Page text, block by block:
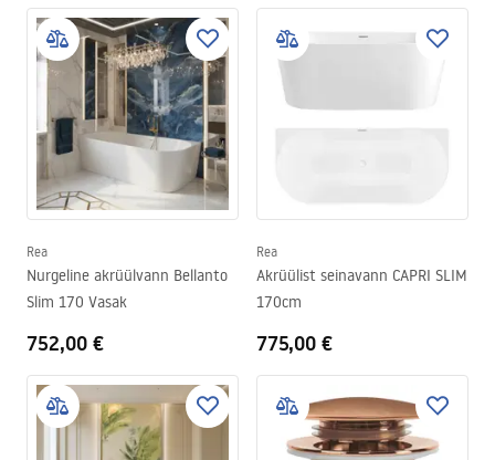
Rea
Nurgeline akrüülvann Bellanto
Slim 170 Vasak
752,00 €
Rea
Akrüülist seinavann CAPRI SLIM
170cm
775,00 €